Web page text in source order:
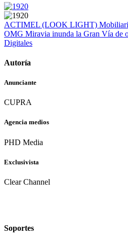
ACTIMEL (LOOK LIGHT)
OMG Miravia inunda la Gran Vía de
Digitales
Autoría
Anunciante
CUPRA
Agencia medios
PHD Media
Exclusivista
Clear Channel
Soportes